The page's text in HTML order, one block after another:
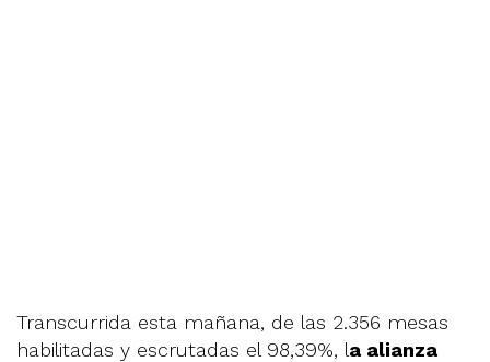
Transcurrida esta mañana, de las 2.356 mesas
habilitadas y escrutadas el 98,39%, la alianza